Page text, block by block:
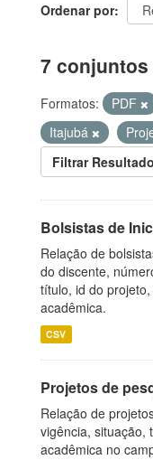
Ordenar por
7
Formatos: PDF
Itajubá
Filtrar
Bolsistas de
Relação de
do discente,
título, id do
acadêmica.
CSV
Projetos de
Relação de
vigência, situação,
acadêmica no